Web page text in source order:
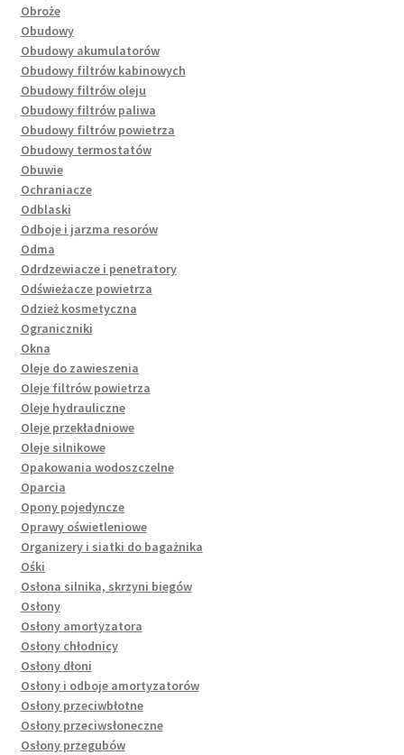
Obroże
Obudowy
Obudowy akumulatorów
Obudowy filtrów kabinowych
Obudowy filtrów oleju
Obudowy filtrów paliwa
Obudowy filtrów powietrza
Obudowy termostatów
Obuwie
Ochraniacze
Odblaski
Odboje i jarzma resorów
Odma
Odrdzewiacze i penetratory
Odświeżacze powietrza
Odzież kosmetyczna
Ograniczniki
Okna
Oleje do zawieszenia
Oleje filtrów powietrza
Oleje hydrauliczne
Oleje przekładniowe
Oleje silnikowe
Opakowania wodoszczelne
Oparcia
Opony pojedyncze
Oprawy oświetleniowe
Organizery i siatki do bagażnika
Ośki
Osłona silnika, skrzyni biegów
Osłony
Osłony amortyzatora
Osłony chłodnicy
Osłony dłoni
Osłony i odboje amortyzatorów
Osłony przeciwbłotne
Osłony przeciwsłoneczne
Osłony przegubów